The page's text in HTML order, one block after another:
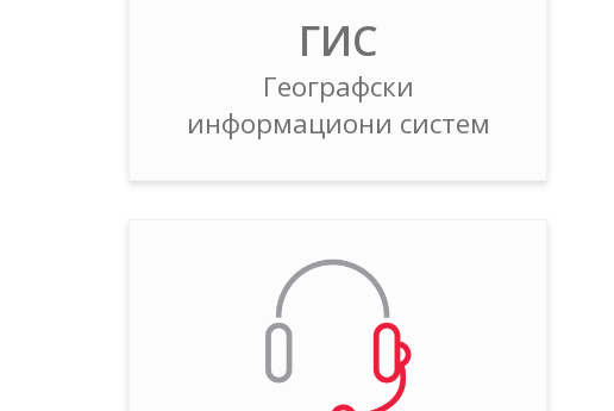
ГИС
Географски
информациони систем